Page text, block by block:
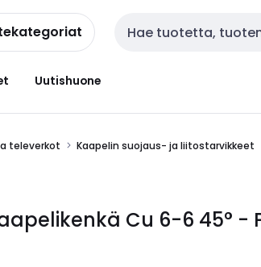
Haku
Uutishuone
televerkot Kaapelin suojaus- ja liitostarvikkeet
Cu 6-6 45° -